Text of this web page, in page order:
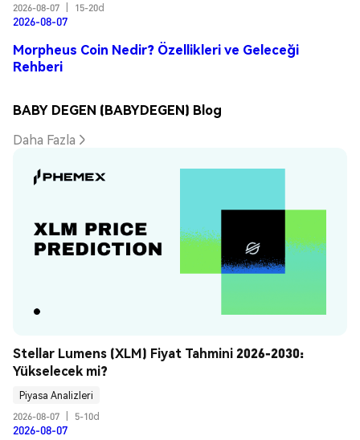
2026-08-07
15-20d
2026-08-07
Morpheus Coin Nedir? Özellikleri ve Geleceği
Rehberi
BABY DEGEN (BABYDEGEN) Blog
Daha Fazla
Stellar Lumens (XLM) Fiyat Tahmini 2026-2030:
Yükselecek mi?
Piyasa Analizleri
2026-08-07
5-10d
2026-08-07